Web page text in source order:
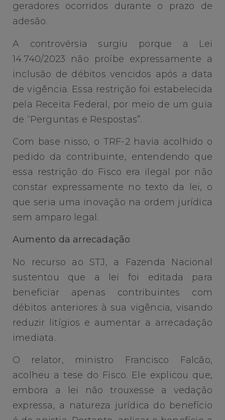
geradores ocorridos durante o prazo de
adesão.
A controvérsia surgiu porque a Lei
14.740/2023 não proíbe expressamente a
inclusão de débitos vencidos após a data
de vigência. Essa restrição foi estabelecida
pela Receita Federal, por meio de um guia
de “Perguntas e Respostas”.
Com base nisso, o TRF-2 havia acolhido o
pedido da contribuinte, entendendo que
essa restrição do Fisco era ilegal por não
constar expressamente no texto da lei, o
que seria uma inovação na ordem jurídica
sem amparo legal.
Aumento da arrecadação
No recurso ao STJ, a Fazenda Nacional
sustentou que a lei foi editada para
beneficiar apenas contribuintes com
débitos anteriores à sua vigência, visando
reduzir litígios e aumentar a arrecadação
imediata.
O relator, ministro Francisco Falcão,
acolheu a tese do Fisco. Ele explicou que,
embora a lei não trouxesse a vedação
expressa, a natureza jurídica do benefício